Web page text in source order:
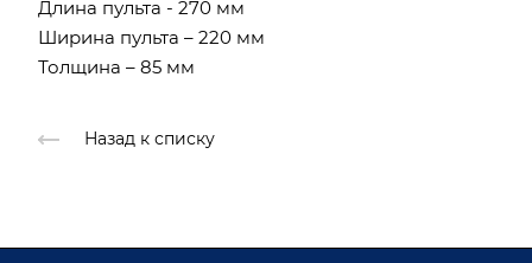
Длина пульта - 270 мм
Ширина пульта – 220 мм
Толщина – 85 мм
Назад к списку